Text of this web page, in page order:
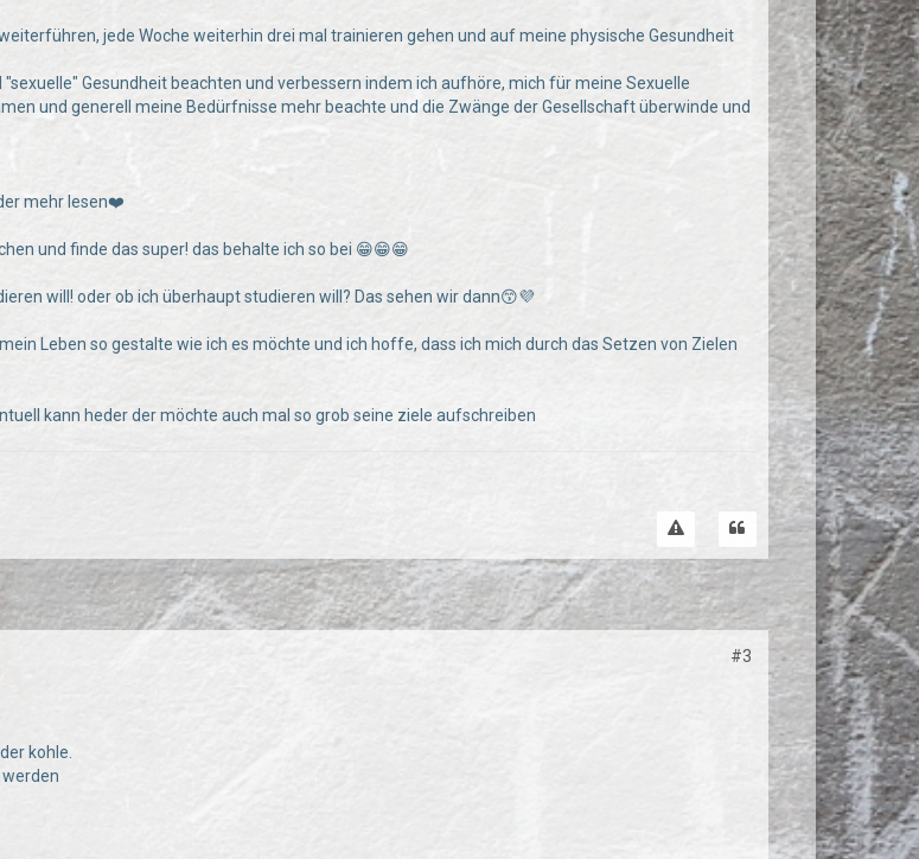
jede Woche weiterhin drei mal trainieren gehen und auf meine physische Gesundheit
Gesundheit beachten und verbessern indem ich aufhöre, mich für meine Sexuelle
und generell meine Bedürfnisse mehr beachte und die Zwänge der Gesellschaft überwinde und
mehr lesen❤️
und finde das super! das behalte ich so bei 😁😁😁
will! oder ob ich überhaupt studieren will? Das sehen wir dann😙💜
Leben so gestalte wie ich es möchte und ich hoffe, dass ich mich durch das Setzen von Zielen
kann heder der möchte auch mal so grob seine ziele aufschreiben
#3
kohle.
werden